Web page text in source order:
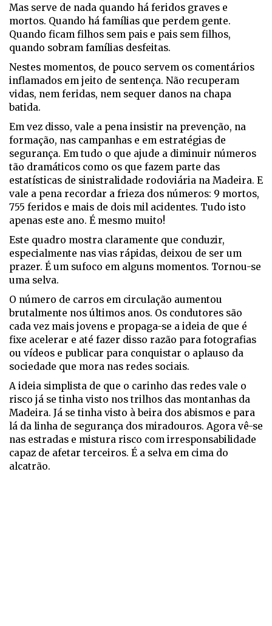
Mas serve de nada quando há feridos graves e
mortos. Quando há famílias que perdem gente.
Quando ficam filhos sem pais e pais sem filhos,
quando sobram famílias desfeitas.
Nestes momentos, de pouco servem os comentários
inflamados em jeito de sentença. Não recuperam
vidas, nem feridas, nem sequer danos na chapa
batida.
Em vez disso, vale a pena insistir na prevenção, na
formação, nas campanhas e em estratégias de
segurança. Em tudo o que ajude a diminuir números
tão dramáticos como os que fazem parte das
estatísticas de sinistralidade rodoviária na Madeira. E
vale a pena recordar a frieza dos números: 9 mortos,
755 feridos e mais de dois mil acidentes. Tudo isto
apenas este ano. É mesmo muito!
Este quadro mostra claramente que conduzir,
especialmente nas vias rápidas, deixou de ser um
prazer. É um sufoco em alguns momentos. Tornou-se
uma selva.
O número de carros em circulação aumentou
brutalmente nos últimos anos. Os condutores são
cada vez mais jovens e propaga-se a ideia de que é
fixe acelerar e até fazer disso razão para fotografias
ou vídeos e publicar para conquistar o aplauso da
sociedade que mora nas redes sociais.
A ideia simplista de que o carinho das redes vale o
risco já se tinha visto nos trilhos das montanhas da
Madeira. Já se tinha visto à beira dos abismos e para
lá da linha de segurança dos miradouros. Agora vê-se
nas estradas e mistura risco com irresponsabilidade
capaz de afetar terceiros. É a selva em cima do
alcatrão.